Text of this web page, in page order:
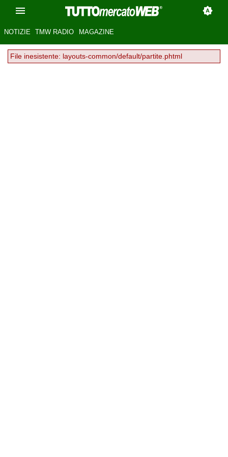
NOTIZIE TMW RADIO MAGAZINE
File inesistente: layouts-common/default/partite.phtml